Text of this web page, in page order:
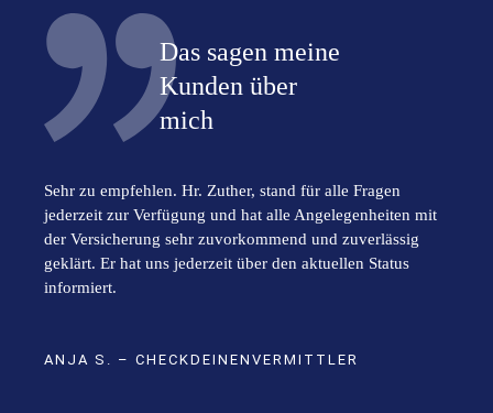
Das sagen meine
Kunden über
mich
Sehr zu empfehlen. Hr. Zuther, stand für alle Fragen
jederzeit zur Verfügung und hat alle Angelegenheiten mit
der Versicherung sehr zuvorkommend und zuverlässig
geklärt. Er hat uns jederzeit über den aktuellen Status
informiert.
ANJA S. – CHECKDEINENVERMITTLER